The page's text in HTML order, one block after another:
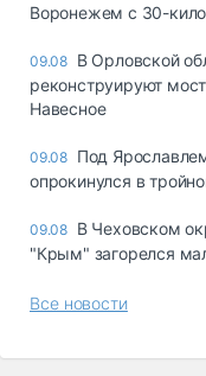
Воронежем с 30-
09.08 В Орловской
реконструируют
Навесное
09.08 Под
опрокинулся в
09.08 В Чеховском
"Крым" загорелся
Все новости